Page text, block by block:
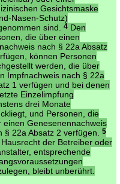
Gesichtsmaske
Nasen-Schutz)
sind.
4Den
die über einen
nach § 22a Absatz
können Personen
werden, die über
Impfnachweis nach § 22a
1 verfügen und bei denen
Einzelimpfung
drei Monate
und Personen, die
einen Genesenennachweis
§ 22a Absatz 2 verfügen.
5
Hausrecht der Betreiber oder
entsprechende
bleibt unberührt.